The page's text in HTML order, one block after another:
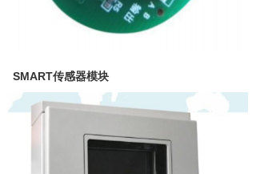
SMART传感器模块